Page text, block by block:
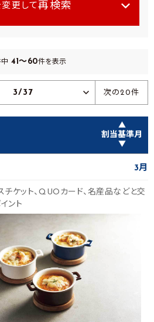
更して 再検索
中41～60件を表示
3/37 次の20件
▲
割当基準月
▼
3月
チケット、QUOカード、名産品などと交
ント